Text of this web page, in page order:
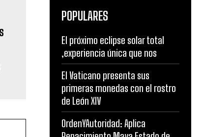
POPULARES
El próximo eclipse solar total
,experiencia única que nos
El Vaticano presenta sus
primeras monedas con el rostro
de León XIV
OrdenYAutoridad: Aplica